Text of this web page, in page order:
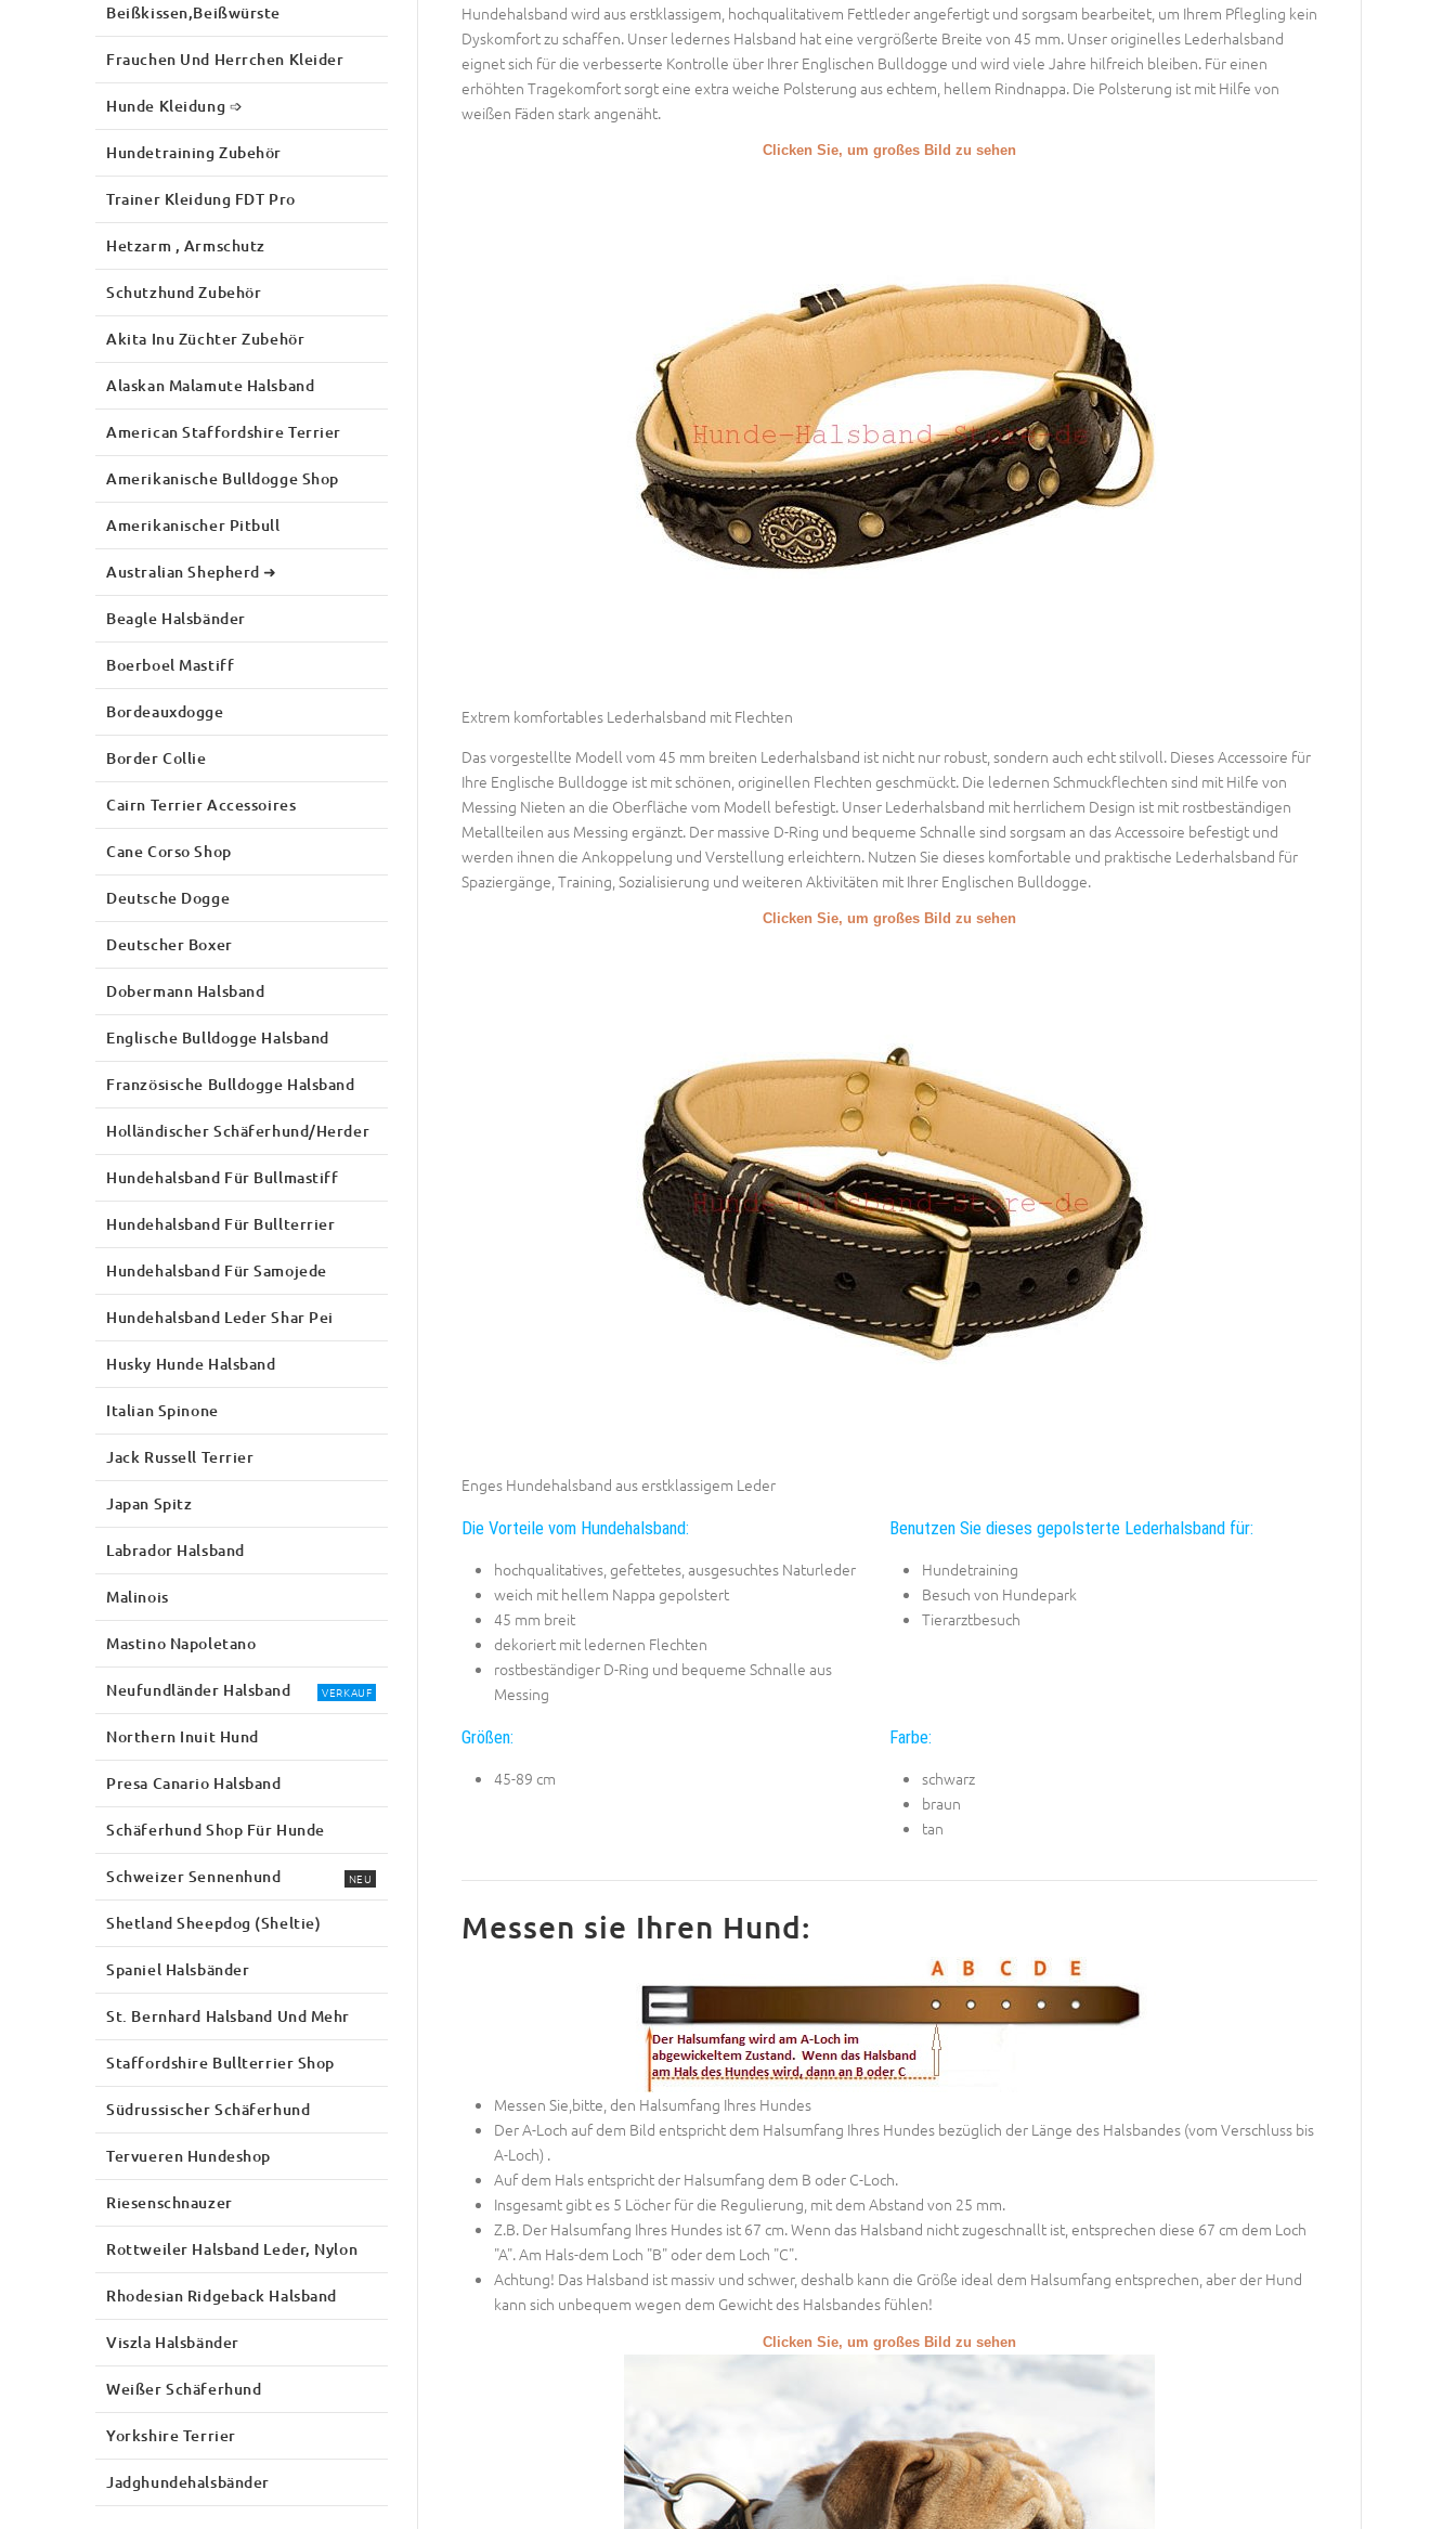
Hundehalsband wird aus erstklassigem, hochqualitativem Fettleder angefertigt und sorgsam bearbeitet, um Ihrem Pflegling kein
Dyskomfort zu schaffen. Unser ledernes Halsband hat eine vergrößerte Breite von 45 mm. Unser originelles Lederhalsband
eignet sich für die verbesserte Kontrolle über Ihrer Englischen Bulldogge und wird viele Jahre hilfreich bleiben. Für einen
erhöhten Tragekomfort sorgt eine extra weiche Polsterung aus echtem, hellem Rindnappa. Die Polsterung ist mit Hilfe von
weißen Fäden stark angenäht.
Clicken Sie, um großes Bild zu sehen
Extrem komfortables Lederhalsband mit Flechten
Das vorgestellte Modell vom 45 mm breiten Lederhalsband ist nicht nur robust, sondern auch echt stilvoll. Dieses Accessoire für
Ihre Englische Bulldogge ist mit schönen, originellen Flechten geschmückt. Die ledernen Schmuckflechten sind mit Hilfe von
Messing Nieten an die Oberfläche vom Modell befestigt. Unser Lederhalsband mit herrlichem Design ist mit rostbeständigen
Metallteilen aus Messing ergänzt. Der massive D-Ring und bequeme Schnalle sind sorgsam an das Accessoire befestigt und
werden ihnen die Ankoppelung und Verstellung erleichtern. Nutzen Sie dieses komfortable und praktische Lederhalsband für
Spaziergänge, Training, Sozialisierung und weiteren Aktivitäten mit Ihrer Englischen Bulldogge.
Clicken Sie, um großes Bild zu sehen
Enges Hundehalsband aus erstklassigem Leder
Die Vorteile vom Hundehalsband:
hochqualitatives, gefettetes, ausgesuchtes Naturleder
weich mit hellem Nappa gepolstert
45 mm breit
dekoriert mit ledernen Flechten
rostbeständiger D-Ring und bequeme Schnalle aus
Messing
Benutzen Sie dieses gepolsterte Lederhalsband für:
Hundetraining
Besuch von Hundepark
Tierarztbesuch
Größen:
45-89 cm
Farbe:
schwarz
braun
tan
Messen sie Ihren Hund:
Messen Sie,bitte, den Halsumfang Ihres Hundes
Der A-Loch auf dem Bild entspricht dem Halsumfang Ihres Hundes bezüglich der Länge des Halsbandes (vom Verschluss bis
A-Loch) .
Auf dem Hals entspricht der Halsumfang dem B oder C-Loch.
Insgesamt gibt es 5 Löcher für die Regulierung, mit dem Abstand von 25 mm.
Z.B. Der Halsumfang Ihres Hundes ist 67 cm. Wenn das Halsband nicht zugeschnallt ist, entsprechen diese 67 cm dem Loch
"A". Am Hals-dem Loch "B" oder dem Loch "C".
Achtung! Das Halsband ist massiv und schwer, deshalb kann die Größe ideal dem Halsumfang entsprechen, aber der Hund
kann sich unbequem wegen dem Gewicht des Halsbandes fühlen!
Clicken Sie, um großes Bild zu sehen
Beißkissen,Beißwürste
Frauchen Und Herrchen Kleider
Hunde Kleidung ➩
Hundetraining Zubehör
Trainer Kleidung FDT Pro
Hetzarm , Armschutz
Schutzhund Zubehör
Akita Inu Züchter Zubehör
Alaskan Malamute Halsband
American Staffordshire Terrier
Amerikanische Bulldogge Shop
Amerikanischer Pitbull
Australian Shepherd ➜
Beagle Halsbänder
Boerboel Mastiff
Bordeauxdogge
Border Collie
Cairn Terrier Accessoires
Cane Corso Shop
Deutsche Dogge
Deutscher Boxer
Dobermann Halsband
Englische Bulldogge Halsband
Französische Bulldogge Halsband
Holländischer Schäferhund/Herder
Hundehalsband Für Bullmastiff
Hundehalsband Für Bullterrier
Hundehalsband Für Samojede
Hundehalsband Leder Shar Pei
Husky Hunde Halsband
Italian Spinone
Jack Russell Terrier
Japan Spitz
Labrador Halsband
Malinois
Mastino Napoletano
Neufundländer Halsband VERKAUF
Northern Inuit Hund
Presa Canario Halsband
Schäferhund Shop Für Hunde
Schweizer Sennenhund NEU
Shetland Sheepdog (Sheltie)
Spaniel Halsbänder
St. Bernhard Halsband Und Mehr
Staffordshire Bullterrier Shop
Südrussischer Schäferhund
Tervueren Hundeshop
Riesenschnauzer
Rottweiler Halsband Leder, Nylon
Rhodesian Ridgeback Halsband
Viszla Halsbänder
Weißer Schäferhund
Yorkshire Terrier
Jadghundehalsbänder